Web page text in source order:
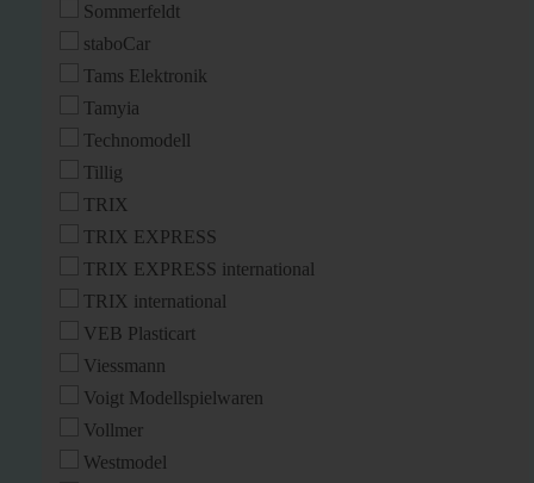
Sommerfeldt
staboCar
Tams Elektronik
Tamyia
Technomodell
Tillig
TRIX
TRIX EXPRESS
TRIX EXPRESS international
TRIX international
VEB Plasticart
Viessmann
Voigt Modellspielwaren
Vollmer
Westmodel